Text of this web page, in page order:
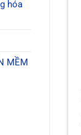
hóa
MỀM